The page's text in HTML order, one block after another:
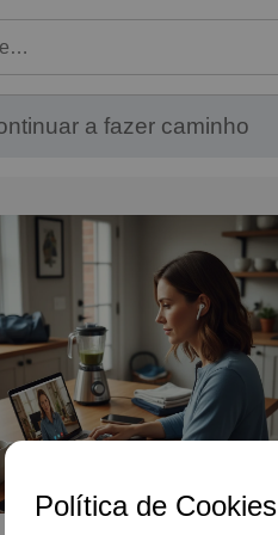
Política de Cookies
a fazer caminho